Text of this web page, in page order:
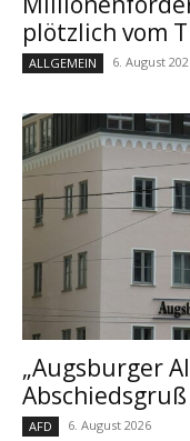
plötzlich vom
ALLGEMEIN 6. August
„Augsburger
Abschiedsgruß
AFD 6. August 2026